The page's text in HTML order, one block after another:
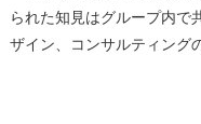
られた知見はグループ内で
ザイン、コンサルティング